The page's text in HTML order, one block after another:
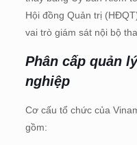
Hội đồng Quản trị
vai trò giám sát nội bộ
Phân cấp quản
nghiệp
Cơ cấu tổ chức của
gồm: